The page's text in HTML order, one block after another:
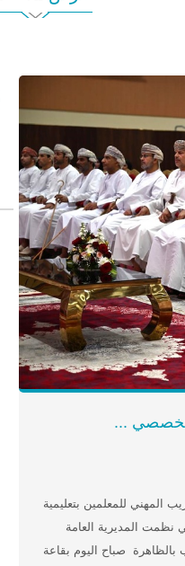
...
المهني للمعلمين بتعليمية
المديرية العامة
بالظاهرة صباح اليوم بقاعة